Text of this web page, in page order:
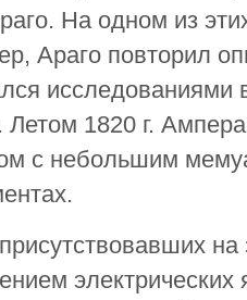
На одном из
Араго повторил
исследованиями
Летом 1820 г.
с небольшим
электрических